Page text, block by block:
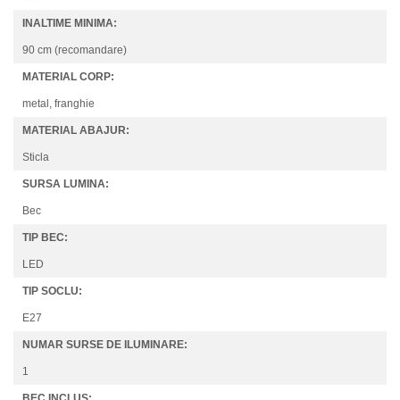
INALTIME MINIMA:
90 cm (recomandare)
MATERIAL CORP:
metal, franghie
MATERIAL ABAJUR:
Sticla
SURSA LUMINA:
Bec
TIP BEC:
LED
TIP SOCLU:
E27
NUMAR SURSE DE ILUMINARE:
1